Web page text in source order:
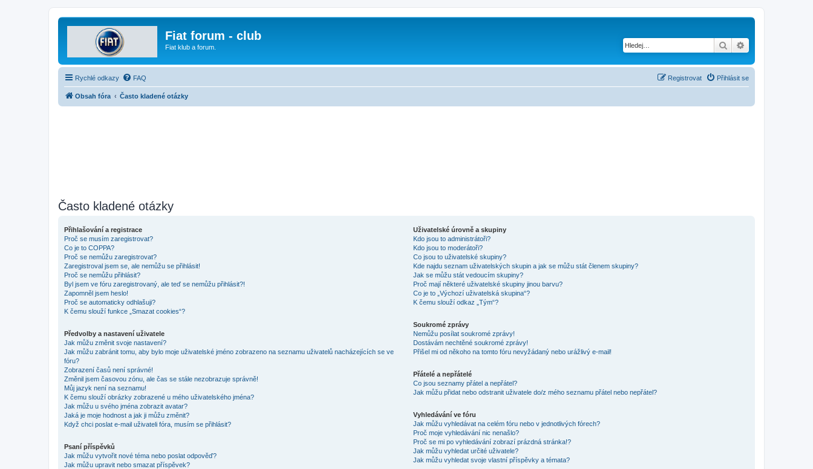
Fiat forum - club
Fiat klub a forum. Hledat
Rychlé odkazy FAQ Přihlásit se
Registrovat
Obsah fóra Často kladené otázky
Často kladené otázky
Přihlašování a registrace
Proč se musím zaregistrovat?
Co je to COPPA?
Proč se nemůžu zaregistrovat?
Zaregistroval jsem se, ale nemůžu se přihlásit!
Proč se nemůžu přihlásit?
Byl jsem ve fóru zaregistrovaný, ale teď se nemůžu přihlásit?!
Zapomněl jsem heslo!
Proč se automaticky odhlašuji?
K čemu slouží funkce „Smazat cookies“?
Předvolby a nastavení uživatele
Jak můžu změnit svoje nastavení?
Jak můžu zabránit tomu, aby bylo moje uživatelské jméno zobrazeno na seznamu uživatelů nacházejících se ve
fóru?
Zobrazení časů není správné!
Změnil jsem časovou zónu, ale čas se stále nezobrazuje správně!
Můj jazyk není na seznamu!
K čemu slouží obrázky zobrazené u mého uživatelského jména?
Jak můžu u svého jména zobrazit avatar?
Jaká je moje hodnost a jak ji můžu změnit?
Když chci poslat e-mail uživateli fóra, musím se přihlásit?
Psaní příspěvků
Jak můžu vytvořit nové téma nebo poslat odpověď?
Jak můžu upravit nebo smazat příspěvek?
Uživatelské úrovně a skupiny
Kdo jsou to administrátoři?
Kdo jsou to moderátoři?
Co jsou to uživatelské skupiny?
Kde najdu seznam uživatelských skupin a jak se můžu stát členem skupiny?
Jak se můžu stát vedoucím skupiny?
Proč mají některé uživatelské skupiny jinou barvu?
Co je to „Výchozí uživatelská skupina“?
K čemu slouží odkaz „Tým“?
Soukromé zprávy
Nemůžu posílat soukromé zprávy!
Dostávám nechtěné soukromé zprávy!
Přišel mi od někoho na tomto fóru nevyžádaný nebo urážlivý e-mail!
Přátelé a nepřátelé
Co jsou seznamy přátel a nepřátel?
Jak můžu přidat nebo odstranit uživatele do/z mého seznamu přátel nebo nepřátel?
Vyhledávání ve fóru
Jak můžu vyhledávat na celém fóru nebo v jednotlivých fórech?
Proč moje vyhledávání nic nenašlo?
Proč se mi po vyhledávání zobrazí prázdná stránka!?
Jak můžu vyhledat určité uživatele?
Jak můžu vyhledat svoje vlastní příspěvky a témata?